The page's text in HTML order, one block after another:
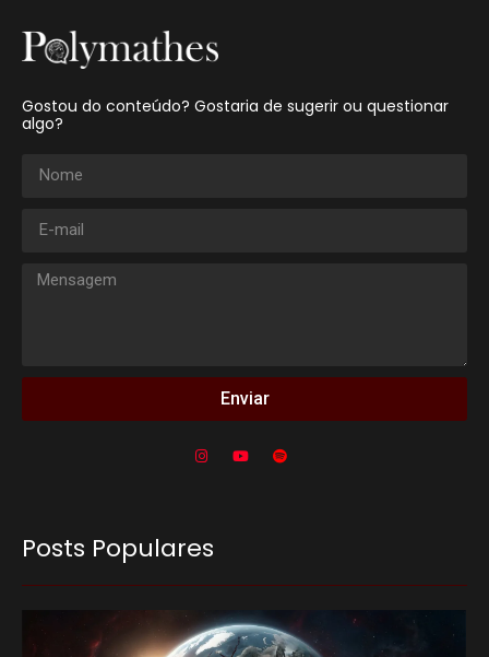
Gostou do conteúdo? Gostaria de sugerir ou questionar
algo?
Enviar
Posts Populares